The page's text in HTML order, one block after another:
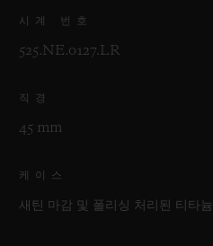
시계 번호
525.NE.0127.LR
직경
45 mm
케이스
새틴 마감 및 폴리싱 처리된 티타늄